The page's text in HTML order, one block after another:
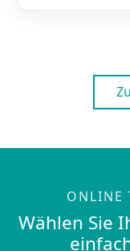
ONLINE
Wählen Sie